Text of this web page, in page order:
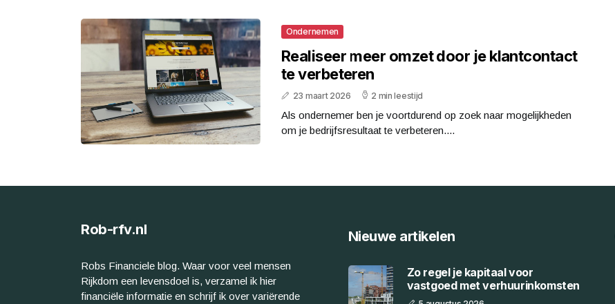
Ondernemen
Realiseer meer omzet door je klantcontact
te verbeteren
23 maart 2026 2 min leestijd
Als ondernemer ben je voortdurend op zoek naar mogelijkheden
om je bedrijfsresultaat te verbeteren....
Rob-rfv.nl
Robs Financiele blog. Waar voor veel mensen
Rijkdom een levensdoel is, verzamel ik hier
financiële informatie en schrijf ik over variërende
Nieuwe artikelen
Zo regel je kapitaal voor
vastgoed met verhuurinkomsten